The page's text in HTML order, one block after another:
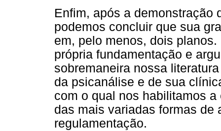
Enfim, após a demonstração
podemos concluir que sua
em, pelo menos, dois
própria fundamentação e
sobremaneira nossa
da psicanálise e de sua
com o qual nos habilitamos
das mais variadas formas de
regulamentação.